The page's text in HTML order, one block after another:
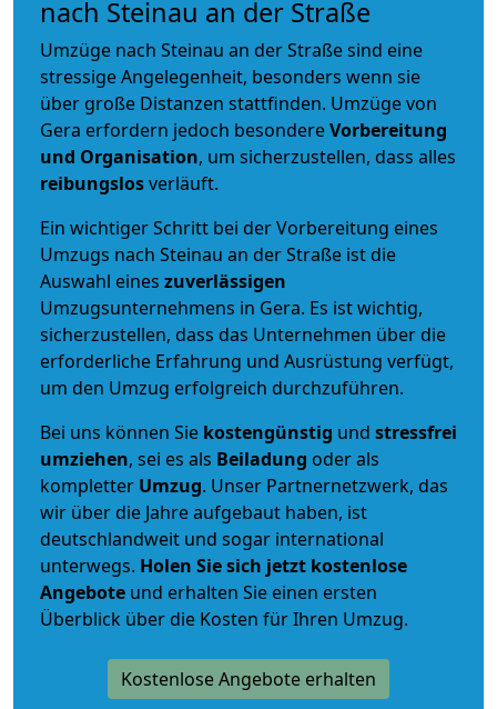
nach Steinau an der Straße
Umzüge nach Steinau an der Straße sind eine
stressige Angelegenheit, besonders wenn sie
über große Distanzen stattfinden. Umzüge von
Gera erfordern jedoch besondereVorbereitung
und Organisation, um sicherzustellen, dass alles
reibungslosverläuft.
Ein wichtiger Schritt bei der Vorbereitung eines
Umzugs nach Steinau an der Straße ist die
Auswahl eines zuverlässigen
Umzugsunternehmens in Gera. Es ist wichtig,
sicherzustellen, dass das Unternehmen über die
erforderliche Erfahrung und Ausrüstung verfügt,
um den Umzug erfolgreich durchzuführen.
Bei uns können Sie kostengünstig und stressfrei
umziehen, sei es als Beiladung oder als
kompletter Umzug. Unser Partnernetzwerk, das
wir über die Jahre aufgebaut haben, ist
deutschlandweit und sogar international
unterwegs. Holen Sie sich jetzt kostenlose
Angebote und erhalten Sie einen ersten
Überblick über die Kosten für Ihren Umzug.
Kostenlose Angebote erhalten